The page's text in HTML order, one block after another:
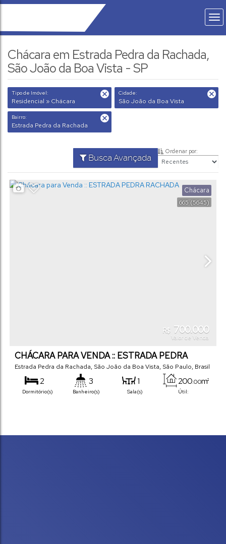
Chácara em Estrada Pedra da Rachada,
São João da Boa Vista - SP
Tipo de Imóvel:
Residencial » Chácara
Cidade:
São João da Boa Vista
Bairro:
Estrada Pedra da Rachada
Busca Avançada
Ordenar por:
665 (5645)
Chácara
R$ 700.000
Valor de Venda
CHÁCARA PARA VENDA :: ESTRADA PEDRA
RACHADA
Estrada Pedra da Rachada, São João da Boa Vista, São Paulo, Brasil
2
Dormitório(s)
3
Banheiro(s)
1
Sala(s) Útil:
200.00m²